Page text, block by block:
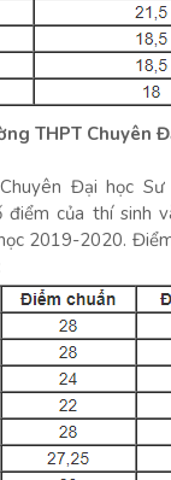
THPT Chuyên
Đại học
điểm của thí sinh
2019-2020.